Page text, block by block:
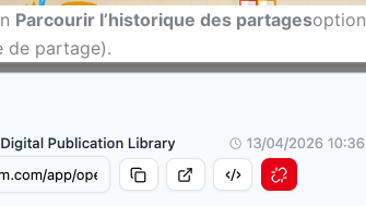
Parcourir l’historique des partagesoption
de partage).